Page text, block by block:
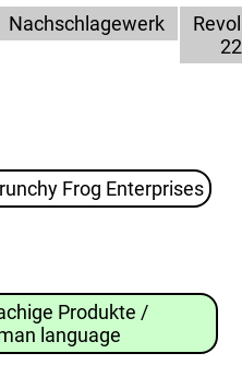
Nachschlagewerk
Frog Enterprises
Produkte /
language